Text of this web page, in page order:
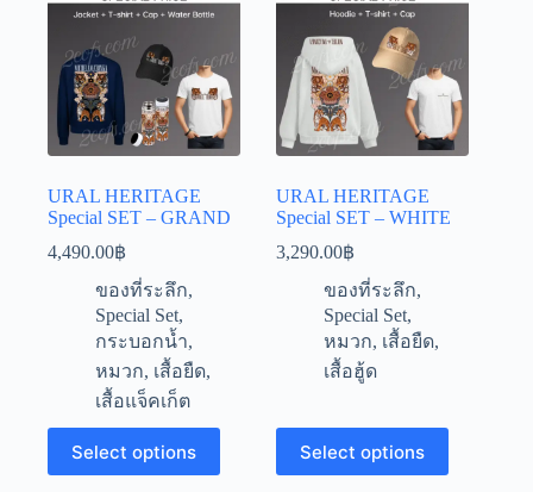
URAL HERITAGE
Special SET – GRAND
4,490.00฿
ของที่ระลึก,
Special Set,
กระบอกน้ำ,
หมวก, เสื้อยืด,
เสื้อแจ็คเก็ต
Select options
This
product
has
URAL HERITAGE
Special SET – WHITE
3,290.00฿
ของที่ระลึก,
Special Set,
หมวก, เสื้อยืด,
เสื้อฮู้ด
Select options
This
product
has